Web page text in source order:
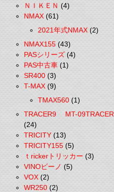
ＮＩＫＥＮ(4)
NMAX(61)
2021年式NMAX(2)
NMAX155(43)
PASシリーズ(4)
PAS中古車(1)
SR400(3)
T-MAX(9)
TMAX560(1)
TRACER9 MT-09TRACER
(24)
TRICITY(13)
TRICITY155(5)
ｔrickerトリッカー(3)
VINOビーノ(5)
VOX(2)
WR250(2)